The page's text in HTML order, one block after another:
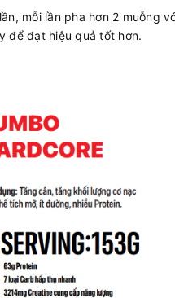
mỗi lần pha hơn 2 muỗng
để đạt hiệu quả tốt hơn.